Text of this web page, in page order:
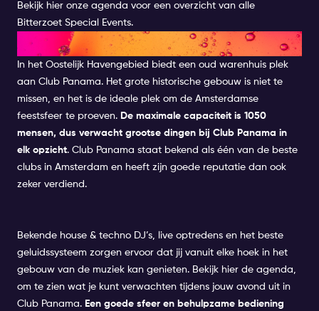
Bekijk hier onze agenda voor een overzicht van alle
Bitterzoet Special Events.
CLUB PANAMA
In het Oostelijk Havengebied biedt een oud warenhuis plek
aan Club Panama. Het grote historische gebouw is niet te
missen, en het is de ideale plek om de Amsterdamse
feestsfeer te proeven. De maximale capaciteit is 1050
mensen, dus verwacht grootse dingen bij Club Panama in
elk opzicht. Club Panama staat bekend als één van de beste
clubs in Amsterdam en heeft zijn goede reputatie dan ook
zeker verdiend.
Bekende house & techno DJ’s, live optredens en het beste
geluidssysteem zorgen ervoor dat jij vanuit elke hoek in het
gebouw van de muziek kan genieten. Bekijk hier de agenda,
om te zien wat je kunt verwachten tijdens jouw avond uit in
Club Panama. Een goede sfeer en behulpzame bediening